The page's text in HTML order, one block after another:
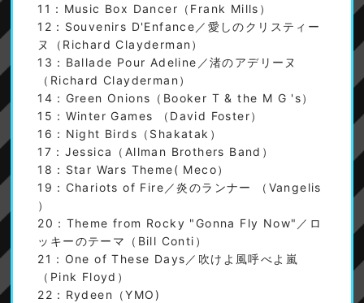
11：Music Box Dancer（Frank Mills）
12：Souvenirs D'Enfance／愛しのクリスティー
ヌ（Richard Clayderman）
13：Ballade Pour Adeline／渚のアデリーヌ
（Richard Clayderman）
14：Green Onions（Booker T & the M G 's）
15：Winter Games （David Foster）
16：Night Birds（Shakatak）
17：Jessica（Allman Brothers Band）
18：Star Wars Theme( Meco）
19：Chariots of Fire／炎のランナー （Vangelis
）
20：Theme from Rocky "Gonna Fly Now"／ロ
ッキーのテーマ（Bill Conti）
21：One of These Days／吹けよ風呼べよ嵐
（Pink Floyd）
22：Rydeen（YMO)